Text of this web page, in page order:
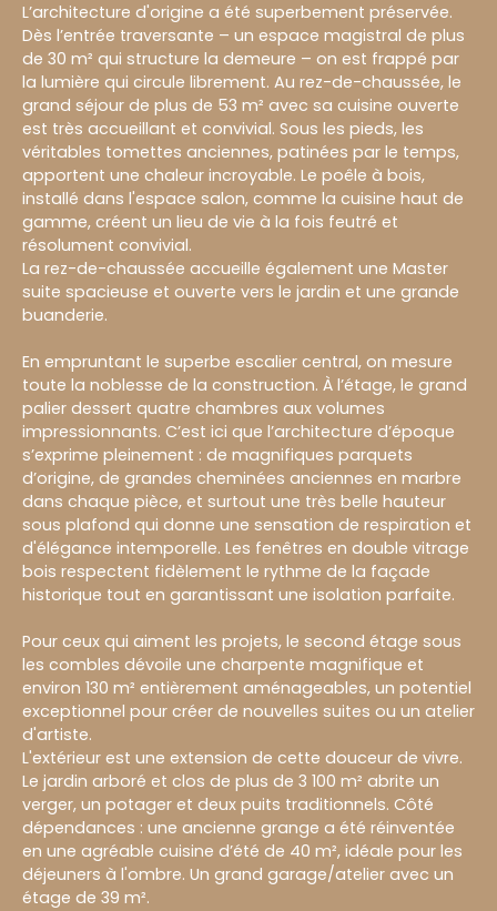
L’architecture d'origine a été superbement préservée.
Dès l’entrée traversante – un espace magistral de plus
de 30 m² qui structure la demeure – on est frappé par
la lumière qui circule librement. Au rez-de-chaussée, le
grand séjour de plus de 53 m² avec sa cuisine ouverte
est très accueillant et convivial. Sous les pieds, les
véritables tomettes anciennes, patinées par le temps,
apportent une chaleur incroyable. Le poêle à bois,
installé dans l'espace salon, comme la cuisine haut de
gamme, créent un lieu de vie à la fois feutré et
résolument convivial.
La rez-de-chaussée accueille également une Master
suite spacieuse et ouverte vers le jardin et une grande
buanderie.
En empruntant le superbe escalier central, on mesure
toute la noblesse de la construction. À l’étage, le grand
palier dessert quatre chambres aux volumes
impressionnants. C’est ici que l’architecture d’époque
s’exprime pleinement : de magnifiques parquets
d’origine, de grandes cheminées anciennes en marbre
dans chaque pièce, et surtout une très belle hauteur
sous plafond qui donne une sensation de respiration et
d'élégance intemporelle. Les fenêtres en double vitrage
bois respectent fidèlement le rythme de la façade
historique tout en garantissant une isolation parfaite.
Pour ceux qui aiment les projets, le second étage sous
les combles dévoile une charpente magnifique et
environ 130 m² entièrement aménageables, un potentiel
exceptionnel pour créer de nouvelles suites ou un atelier
d'artiste.
L'extérieur est une extension de cette douceur de vivre.
Le jardin arboré et clos de plus de 3 100 m² abrite un
verger, un potager et deux puits traditionnels. Côté
dépendances : une ancienne grange a été réinventée
en une agréable cuisine d’été de 40 m², idéale pour les
déjeuners à l'ombre. Un grand garage/atelier avec un
étage de 39 m².